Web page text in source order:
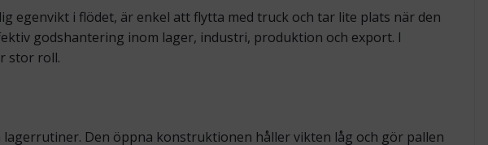
egenvikt i flödet, är enkel att flytta med truck och tar lite plats när den
godshantering inom lager, industri, produktion och export. I
stor roll.
Den öppna konstruktionen håller vikten låg och gör pallen